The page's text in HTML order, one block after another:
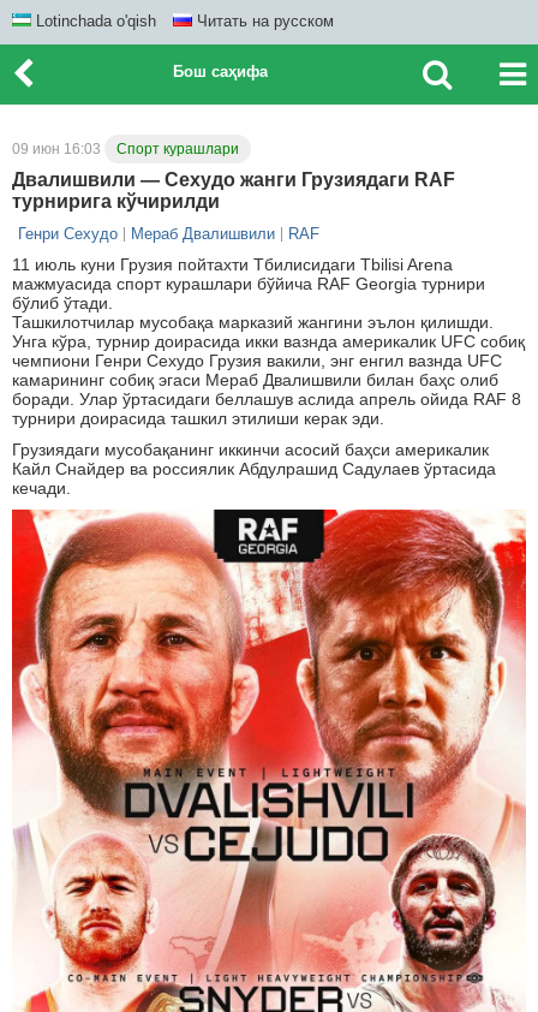
Lotinchada o'qish Читать на русском
Бош саҳифа
09 июн 16:03 Спорт курашлари
Двалишвили — Сехудо жанги Грузиядаги RAF
турнирига кўчирилди
Генри Ceхудо Мераб Двалишвили RAF
11 июль куни Грузия пойтахти Тбилисидаги Tbilisi Arena
мажмуасида спорт курашлари бўйича RAF Georgia турнири
бўлиб ўтади.
Ташкилотчилар мусобақа марказий жангини эълон қилишди.
Унга кўра, турнир доирасида икки вазнда америкалик UFC cобиқ
чемпиони Генри Сехудо Грузия вакили, энг енгил вазнда UFC
камарининг собиқ эгаси Мераб Двалишвили билан баҳс олиб
боради. Улар ўртасидаги беллашув аслида апрель ойида RAF 8
турнири доирасида ташкил этилиши керак эди.
Грузиядаги мусобақанинг иккинчи асосий баҳси америкалик
Кайл Снайдер ва россиялик Абдулрашид Садулаев ўртасида
кечади.